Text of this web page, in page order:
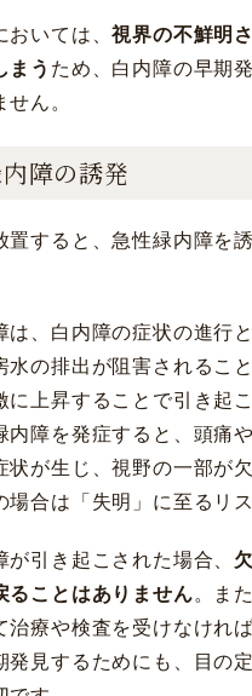
おいては、視界の不鮮明
まう ため、白内障の早期
ん。
障の誘発
置すると、急性緑内障を
は、白内障の症状の進行
水の排出が阻害されるこ
に上昇することで引き起
内障を発症すると、頭痛
状が生じ、視野の一部が
場合は「失明」に至るリ
が引き起こされた場合、
ることはありません。ま
治療や検査を受けなけれ
発見するためにも、目の
梅田(本院) 東